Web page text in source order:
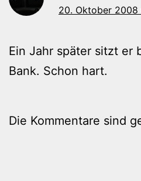
20. Oktober 2008
Ein Jahr später sitzt er
Bank. Schon hart.
Die Kommentare sind